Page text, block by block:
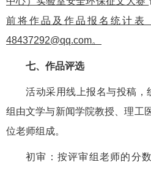
前将作品及作品报名统计表
48437292@qq.com。
七、作品评选
活动采用线上报名与投稿，
组由文学与新闻学院教授、理工
位老师组成。
初审：按评审组老师的分